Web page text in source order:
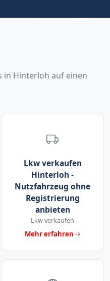
in Hinterloh auf einen
Lkw verkaufen
Hinterloh -
Nutzfahrzeug ohne
Registrierung
anbieten
Lkw verkaufen
Mehr erfahren